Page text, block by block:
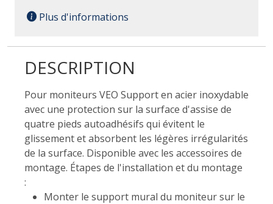
Plus d'informations
DESCRIPTION
Pour moniteurs VEO Support en acier inoxydable
avec une protection sur la surface d'assise de
quatre pieds autoadhésifs qui évitent le
glissement et absorbent les légères irrégularités
de la surface. Disponible avec les accessoires de
montage. Étapes de l'installation et du montage
:
Monter le support mural du moniteur sur le